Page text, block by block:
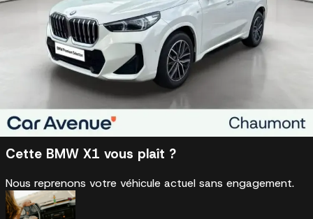
Véhicule reconditionné et garantie
Véhicule certifié Car Avenue 2ème vie
Faire reprendre mon véhicule par Car
Avenue
Estimation gratuite
Cette BMW X1 vous plaît ?
Nous reprenons votre véhicule actuel sans engagement.